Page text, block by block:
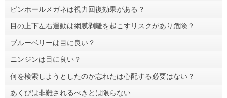
ピンホールメガネは視力回復効果がある？
目の上下左右運動は網膜剥離を起こすリスクがあり危険？
ブルーベリーは目に良い？
ニンジンは目に良い？
何を検索しようとしたのか忘れたは心配する必要はない？
あくびは非難されるべきとは限らない